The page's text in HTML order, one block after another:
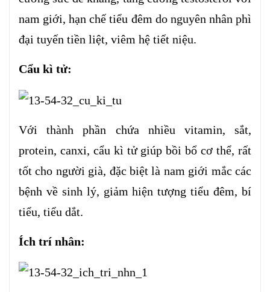
nam giới, hạn chế tiểu đêm do nguyên nhân phì
đại tuyến tiền liệt, viêm hệ tiết niệu.
Cẩu kì tử:
Với thành phần chứa nhiều vitamin, sắt,
protein, canxi, cẩu kì tử giúp bồi bổ cơ thể, rất
tốt cho người già, đặc biệt là nam giới mắc các
bệnh về sinh lý, giảm hiện tượng tiểu đêm, bí
tiểu, tiểu dắt.
Ích trí nhân: